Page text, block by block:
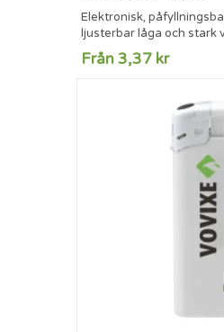
Elektronisk,
ljusterbar låga och stark
botten. Utrustad med
certifierade. Kan tryckas
Från 3,37 kr